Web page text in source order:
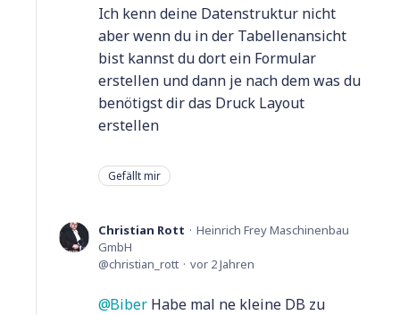
Ich kenn deine Datenstruktur nicht
aber wenn du in der Tabellenansicht
bist kannst du dort ein Formular
erstellen und dann je nach dem was du
benötigst dir das Druck Layout
erstellen
Gefällt mir
Christian Rott
Heinrich Frey Maschinenbau
GmbH
christian_rott
vor 2 Jahren
Biber Habe mal ne kleine DB zu